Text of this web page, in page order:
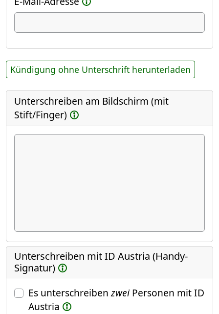
Kündigung ohne Unterschrift herunterladen
Unterschreiben am Bildschirm (mit
Stift/Finger)
Unterschreiben mit ID Austria (Handy-
Signatur)
Es unterschreibenzweiPersonen mit ID
Austria